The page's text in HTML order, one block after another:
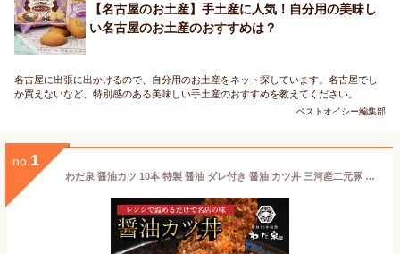
【名古屋のお土産】手土産に人気！自分用の美味し
い名古屋のお土産のおすすめは？
名古屋に出張に出かけるので、自分用のお土産をネット探しています。名古屋でし
か買えないなど、特別感のある美味しい手土産のおすすめを教えてください。
ベストオイシー編集部
no. 1
わだ泉 醤油カツ 10本 特製 醤油 ダレ付き 醤油 カツ丼 三河産二元豚 老舗 昭和35年創業 秘伝のタレ バカっタレ とんかつ トンカツ 豚かつ 豚カツ かつ丼 新名古屋飯 レンジ調理 レンチン 時短 お取り寄せグルメ かつ丼 おうちごはん